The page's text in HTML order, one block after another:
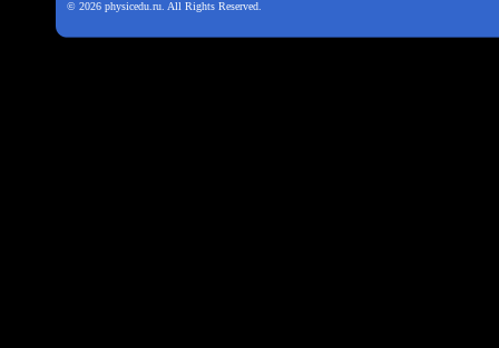
© 2026 physicedu.ru. All Rights Reserved.